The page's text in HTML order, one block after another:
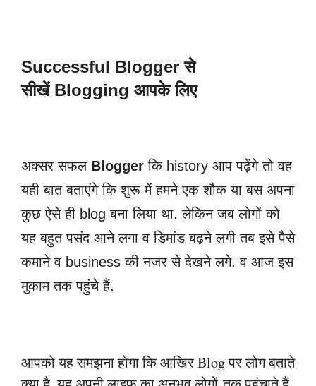
Successful Blogger से
सीखें Blogging आपकेलिए
अक्सर सफल Blogger कि history आप पढ़ेंगे तो वह
यही बात बताएंगे कि शुरू में हमने एक शौक याबस अपना
कुछ ऐसे ही blog बना लिया था. लेकिन जब लोगों को
यह बहुत पसंद आने लगा व डिमांडबढ़ने लगी तब इसे पैसे
कमाने व business की नजर से देखने लगे. व आज इस
मुकाम तक पहुंचे हैं.
आपको यह समझना होगा कि आखिर Blog पर लोग बताते